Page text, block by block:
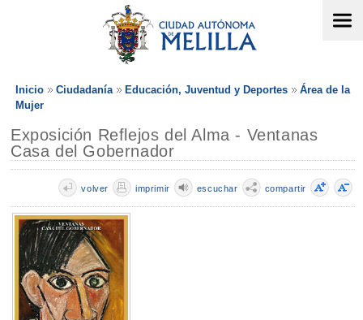
Inicio Ciudadanía Educación, Juventud y Deportes
Área de la
Mujer
Exposición Reflejos del Alma - Ventanas
Casa del Gobernador
compartir
escuchar
imprimir
volver